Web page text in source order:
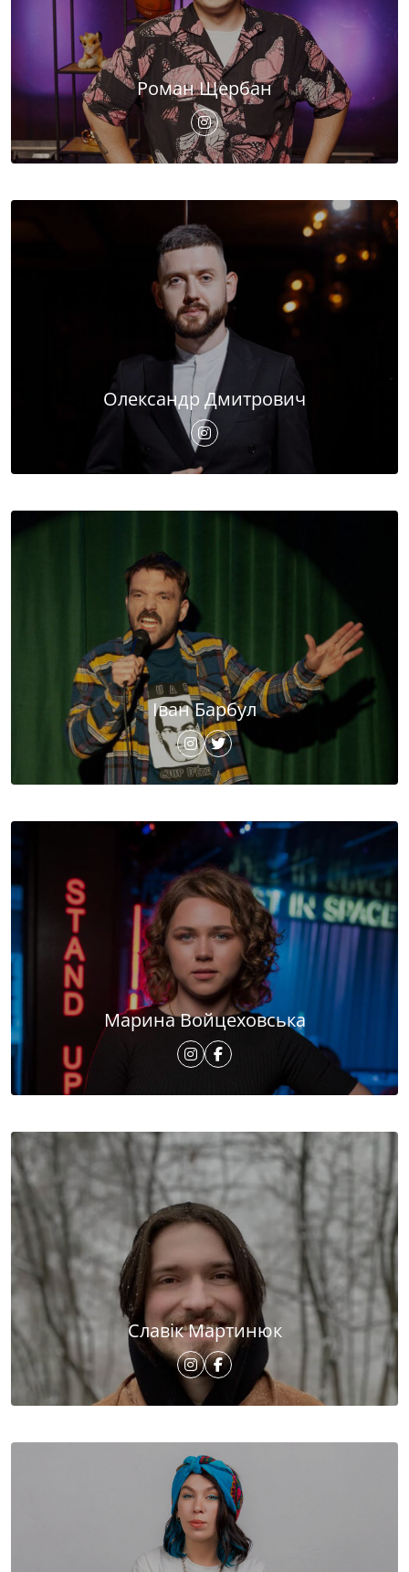
Роман Щербан
Олександр Дмитрович
Іван Барбул
Марина Войцеховська
Славік Мартинюк